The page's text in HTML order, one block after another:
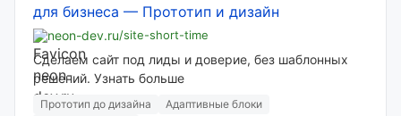
для бизнеса — Прототип и дизайн
neon-dev.ru/site-short-time
Сделаем сайт под лиды и доверие, без шаблонных
решений. Узнать больше
Прототип до дизайна
Адаптивные блоки